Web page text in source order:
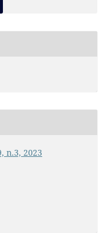
n.3, 2023